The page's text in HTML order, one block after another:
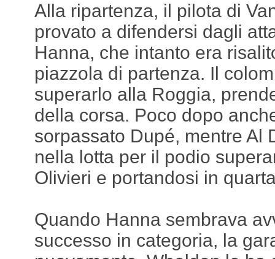
Alla ripartenza, il pilota di
provato a difendersi dagli
Hanna, che intanto era
piazzola di partenza. Il
superarlo alla Roggia,
della corsa. Poco dopo
sorpassato Dupé, mentre Al
nella lotta per il podio
Olivieri e portandosi in
Quando Hanna sembrava
successo in categoria, la